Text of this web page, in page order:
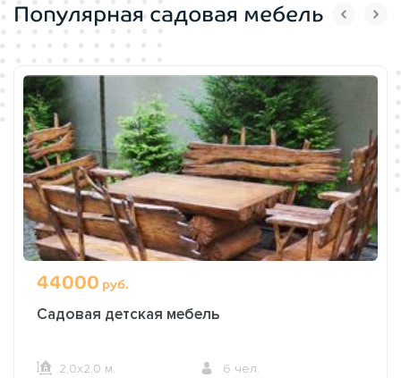
Популярная садовая мебель
44000 руб.
Садовая детская мебель
2,0х2,0 м. 6 чел.